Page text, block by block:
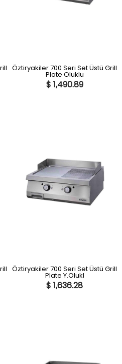
Öztiryakiler 700 Seri Set Üstü Grill
Plate Oluklu
$ 1,490.89
Öztiryakiler 700 Seri Set Üstü Grill
Plate Y.Olukl
$ 1,636.28